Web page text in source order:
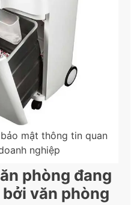
mật thông tin quan
nghiệp
phòng đang
văn phòng